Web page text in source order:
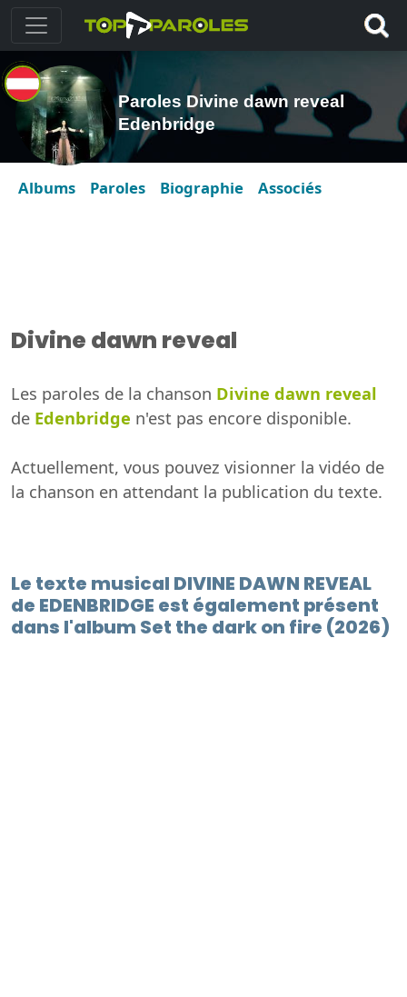
Paroles Divine dawn reveal
Edenbridge
Albums Paroles Biographie Associés
Divine dawn reveal
Les paroles de la chanson Divine dawn reveal
de Edenbridge n'est pas encore disponible.
Actuellement, vous pouvez visionner la vidéo de
la chanson en attendant la publication du texte.
Le texte musical DIVINE DAWN REVEAL
de EDENBRIDGE est également présent
dans l'album Set the dark on fire (2026)